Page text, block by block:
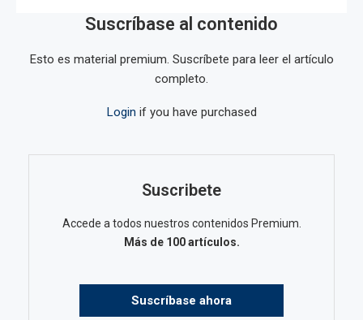
Suscríbase al contenido
Esto es material premium. Suscríbete para leer el artículo
completo.
Login if you have purchased
Suscribete
Accede a todos nuestros contenidos Premium.
Más de 100 artículos.
Suscríbase ahora